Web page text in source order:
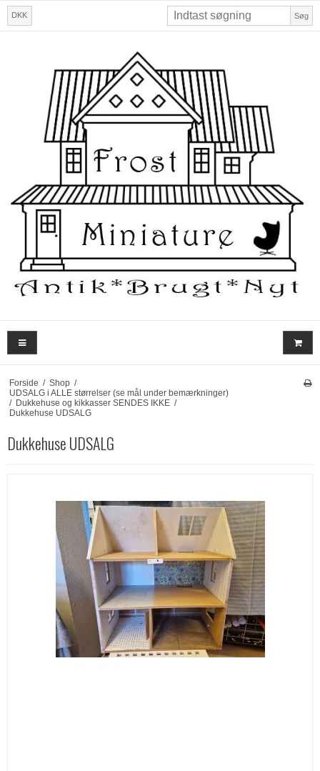
DKK Søg
Forside / Shop /
UDSALG i ALLE størrelser (se mål under bemærkninger)
/ Dukkehuse og kikkasser SENDES IKKE /
Dukkehuse UDSALG
Dukkehuse UDSALG